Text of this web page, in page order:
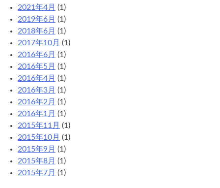
2021年4月 (1)
2019年6月 (1)
2018年6月 (1)
2017年10月 (1)
2016年6月 (1)
2016年5月 (1)
2016年4月 (1)
2016年3月 (1)
2016年2月 (1)
2016年1月 (1)
2015年11月 (1)
2015年10月 (1)
2015年9月 (1)
2015年8月 (1)
2015年7月 (1)